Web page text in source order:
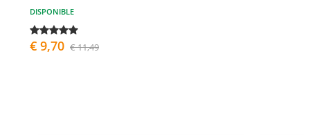
DISPONIBLE
€ 9,70 € 11,49